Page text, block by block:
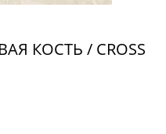
КОСТЬ / CROSS